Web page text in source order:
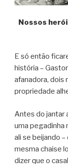
Nossos
E só então
história –
afanadora, dois
propriedade
Antes do jantar
uma pegadinha
ali se beijando
mesma chaise
dizer que o